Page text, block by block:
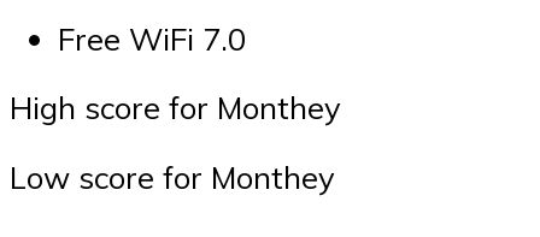
Free WiFi 7.0
High score for Monthey
Low score for Monthey